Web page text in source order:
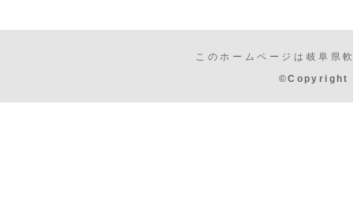
このホームページは岐阜県
©Copyright